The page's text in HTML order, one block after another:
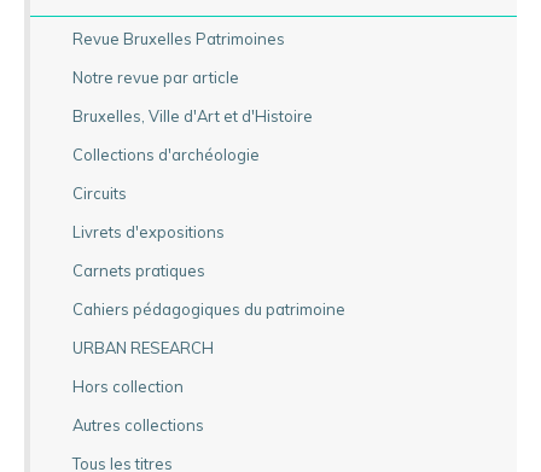
Revue Bruxelles Patrimoines
Notre revue par article
Bruxelles, Ville d'Art et d'Histoire
Collections d'archéologie
Circuits
Livrets d'expositions
Carnets pratiques
Cahiers pédagogiques du patrimoine
URBAN RESEARCH
Hors collection
Autres collections
Tous les titres